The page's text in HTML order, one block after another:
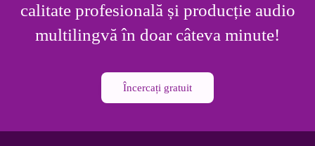
calitate profesională și producție audio
multilingvă în doar câteva minute!
Încercați gratuit